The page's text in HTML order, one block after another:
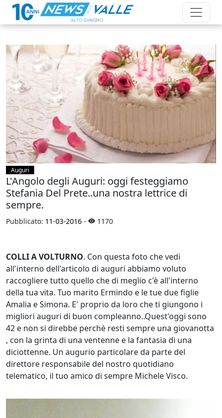
Auguri
L'Angolo degli Auguri: oggi festeggiamo
Stefania Del Prete..una nostra lettrice di
sempre.
Pubblicato: 11-03-2016 - 1170
COLLI A VOLTURNO. Con questa foto che vedi
all'interno dell'articolo di auguri abbiamo voluto
raccogliere tutto quello che di meglio c'è all'interno
della tua vita. Tuo marito Ermindo e le tue due figlie
Amalia e Simona. E' proprio da loro che ti giungono i
migliori auguri di buon compleanno..Quest'oggi sono
42 e non si direbbe perchè resti sempre una giovanotta
, con la grinta di una ventenne e la fantasia di una
diciottenne. Un augurio particolare da parte del
direttore responsabile del nostro quotidiano
telematico, il tuo amico di sempre Michele Visco.